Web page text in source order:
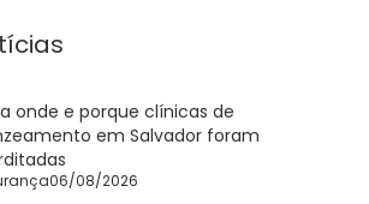
onde e porque clínicas de
em Salvador foram
06/08/2026